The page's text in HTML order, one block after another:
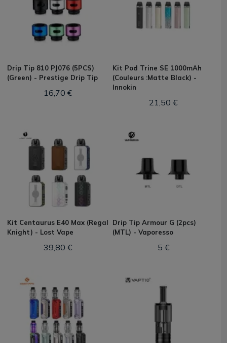
Drip Tip 810 PJ076 (5PCS)
(Green) - Prestige Drip Tip
16,70 €
Kit Pod Trine SE 1000mAh
(Couleurs :Matte Black) -
Innokin
21,50 €
Kit Centaurus E40 Max (Regal
Knight) - Lost Vape
39,80 €
Drip Tip Armour G (2pcs)
(MTL) - Vaporesso
5 €